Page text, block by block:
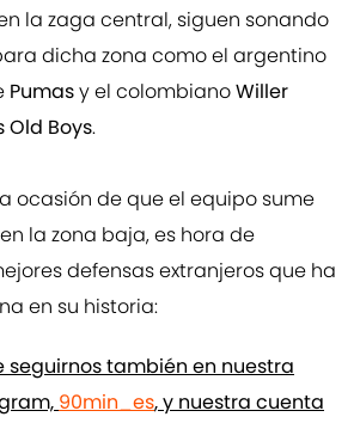
la zaga central, siguen sonando
dicha zona como el argentino
Pumasy el colombianoWiller
Old Boys.
ocasión de que el equipo sume
la zona baja, es hora de
defensas extranjeros que ha
en su historia:
seguirnos también en nuestra
90min_es, y nuestra cuenta